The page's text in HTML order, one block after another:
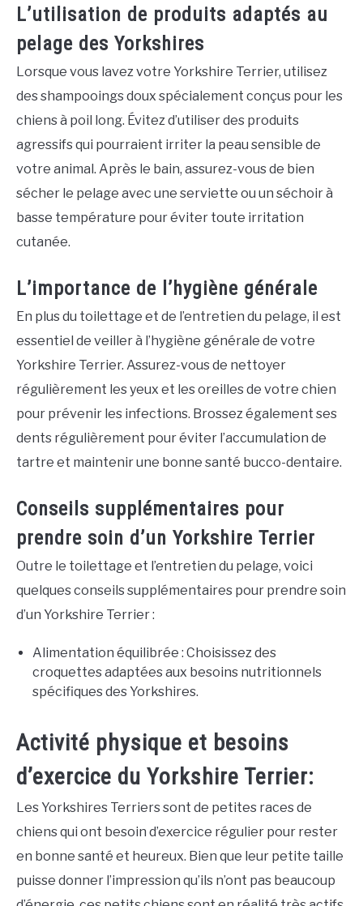
L’utilisation de produits adaptés au
pelage des Yorkshires
Lorsque vous lavez votre Yorkshire Terrier, utilisez
des shampooings doux spécialement conçus pour les
chiens à poil long. Évitez d’utiliser des produits
agressifs qui pourraient irriter la peau sensible de
votre animal. Après le bain, assurez-vous de bien
sécher le pelage avec une serviette ou un séchoir à
basse température pour éviter toute irritation
cutanée.
L’importance de l’hygiène générale
En plus du toilettage et de l’entretien du pelage, il est
essentiel de veiller à l’hygiène générale de votre
Yorkshire Terrier. Assurez-vous de nettoyer
régulièrement les yeux et les oreilles de votre chien
pour prévenir les infections. Brossez également ses
dents régulièrement pour éviter l’accumulation de
tartre et maintenir une bonne santé bucco-dentaire.
Conseils supplémentaires pour
prendre soin d’un Yorkshire Terrier
Outre le toilettage et l’entretien du pelage, voici
quelques conseils supplémentaires pour prendre soin
d’un Yorkshire Terrier :
Alimentation équilibrée : Choisissez des
croquettes adaptées aux besoins nutritionnels
spécifiques des Yorkshires.
Activité physique et besoins
d’exercice du Yorkshire Terrier:
Les Yorkshires Terriers sont de petites races de
chiens qui ont besoin d’exercice régulier pour rester
en bonne santé et heureux. Bien que leur petite taille
puisse donner l’impression qu’ils n’ont pas beaucoup